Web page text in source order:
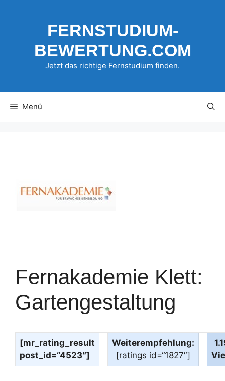
FERNSTUDIUM-
BEWERTUNG.COM
Jetzt das richtige Fernstudium finden.
Menü
Fernakademie Klett:
Gartengestaltung
[mr_rating_result
post_id=“4523″]
Weiterempfehlung:
[ratings id=“1827″]